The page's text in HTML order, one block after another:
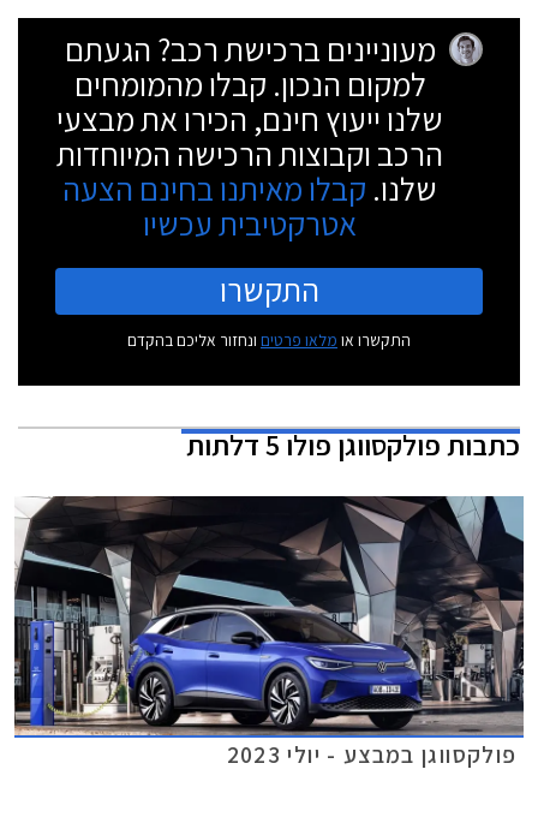
מעוניינים ברכישת רכב? הגעתם
למקום הנכון. קבלו מהמומחים
שלנו ייעוץ חינם, הכירו את מבצעי
הרכב וקבוצות הרכישה המיוחדות
שלנו. קבלו מאיתנו בחינם הצעה
אטרקטיבית עכשיו
התקשרו
התקשרו או מלאו פרטים ונחזור אליכם בהקדם
כתבותפולקסווגן פולו 5 דלתות
פולקסווגן במבצע - יולי 2023